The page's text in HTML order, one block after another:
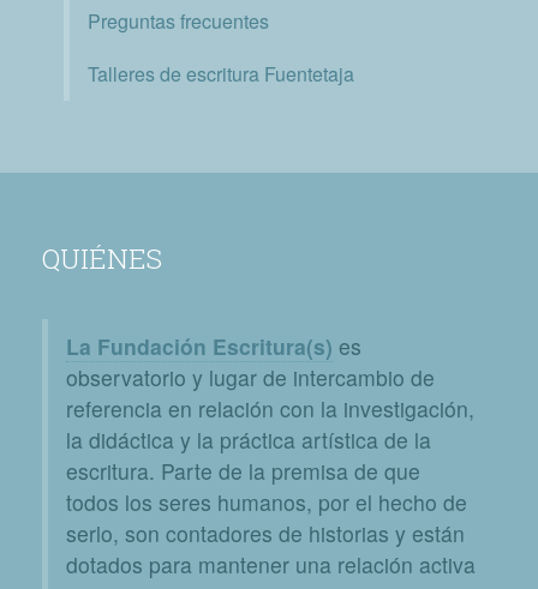
Preguntas frecuentes
Talleres de escritura Fuentetaja
QUIÉNES
La Fundación Escritura(s) es
observatorio y lugar de intercambio de
referencia en relación con la investigación,
la didáctica y la práctica artística de la
escritura. Parte de la premisa de que
todos los seres humanos, por el hecho de
serlo, son contadores de historias y están
dotados para mantener una relación activa